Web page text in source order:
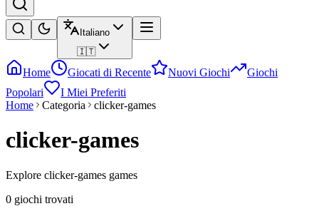
Italiano
🇮🇹
Home Giocati di Recente Nuovi Giochi
Giochi
Popolari
I Miei Preferiti
Home
Categoria clicker-games
clicker-games
Explore clicker-games games
0 giochi trovati